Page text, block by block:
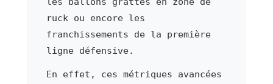
ruck ou encore les
franchissements de la première
ligne défensive.
En effet, ces métriques avancées